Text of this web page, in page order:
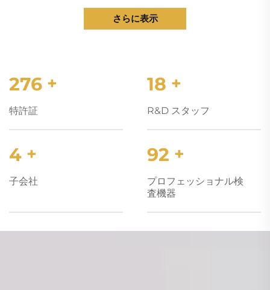
て、「各製品が効率的で信頼性があり、顧客に価値を創造する」
ことをミッションとして掲げ、「新と旧の融合！」というスロー
しています。
本質的な実力で、業界基準をリード
ACモーターのエネルギー効率は国家基準レベル1を上回り、DCモ
カスタマイズプロジェクトを完成させました。弊社製品は
フルプロダクトマトリクス、効率的な調達
換気設備は、遠心ファン、軸流ファン、静音ファン、斜流ファ
ン、ダクトファンなどが含まれ、さまざまなシナリオにおける換
気ニーズに応えることができます。モーターカテゴリーは、ACモ
さらに表示
300 +
特許証
20 +
R&D スタッフ
4 +
子会社
100
プロフェッショナル検
査機器